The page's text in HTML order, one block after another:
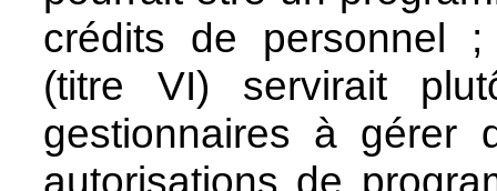
crédits de personnel
(titre VI) servirait
gestionnaires à gérer
autorisations de